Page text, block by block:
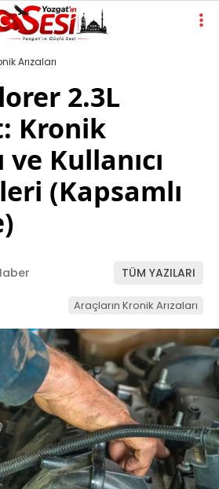
Arızaları
2.3L
Kronik
Kullanıcı
(Kapsamlı
TÜM YAZILARI
Araçların Kronik Arızaları